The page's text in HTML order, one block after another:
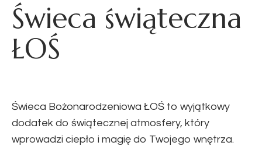
Świeca świąteczna
ŁOŚ
Świeca Bożonarodzeniowa ŁOŚ to wyjątkowy
dodatek do świątecznej atmosfery, który
wprowadzi ciepło i magię do Twojego wnętrza.